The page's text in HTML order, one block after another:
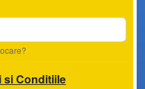
si Conditiile